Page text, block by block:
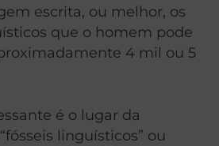
escrita, ou melhor, os
que o homem pode
4 mil ou 5
é o lugar da
linguísticos” ou